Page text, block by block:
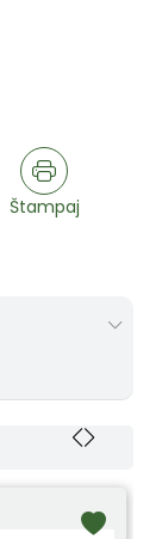
Štampaj